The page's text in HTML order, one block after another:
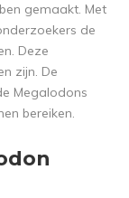
gemaakt. Met
de
Deze
zijn. De
Megalodons
bereiken.